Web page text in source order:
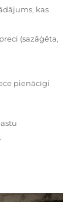
kas
(sazāģēta,
pienācīgi